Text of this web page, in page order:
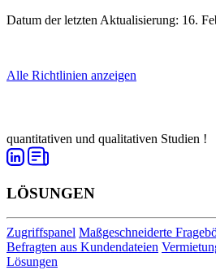
Datum der letzten Aktualisierung: 16.
Alle Richtlinien anzeigen
quantitativen und qualitativen Studien !
LÖSUNGEN
Zugriffspanel Maßgeschneiderte
Befragten aus Kundendateien
Lösungen